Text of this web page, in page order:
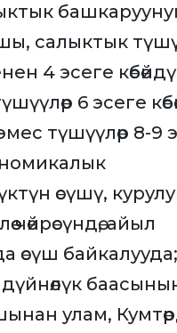
салыктык
4 эсеге
6 эсеге
түшүүлөр 8-9
өсүшү,
чөйрөсүндө, айыл
өсүш байкалууда;
улам,